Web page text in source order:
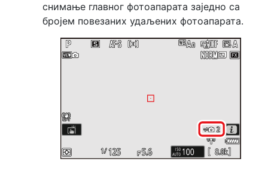
снимање главног фотоапарата заједно са
бројем повезаних удаљених фотоапарата.